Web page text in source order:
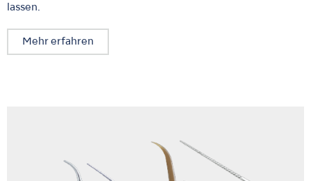
lassen.
Mehr erfahren